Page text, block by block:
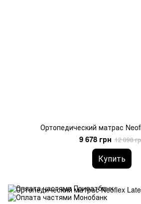
Ортопедический матрас
9 678 грн 12 098
Купить